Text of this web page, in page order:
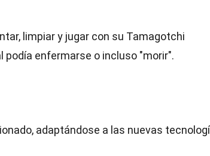
limpiar y jugar con su Tamagotchi
podía enfermarse o incluso "morir".
adaptándose a las nuevas